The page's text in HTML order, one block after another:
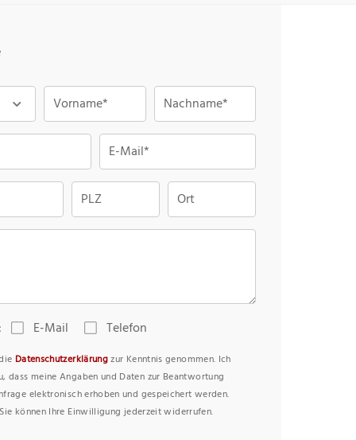
Vorname* Nachname*
E-Mail*
PLZ Ort
E-Mail Telefon
Datenschutzerklärungzur Kenntnis genommen. Ich
dass meine Angaben und Daten zur Beantwortung
elektronisch erhoben und gespeichert werden.
können Ihre Einwilligung jederzeit widerrufen.